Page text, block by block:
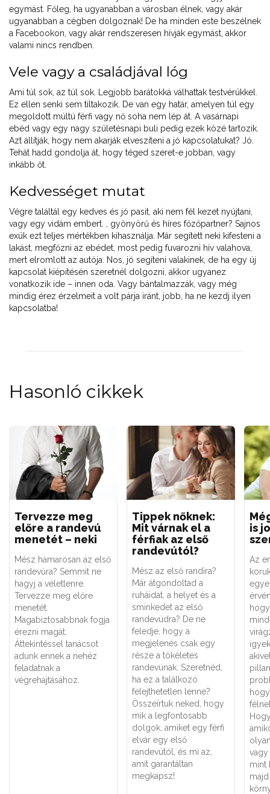
egymást. Főleg, ha ugyanabban a városban élnek, vagy akár
ugyanabban a cégben dolgoznak! De ha minden este beszélnek
a Facebookon, vagy akár rendszeresen hívják egymást, akkor
valami nincs rendben.
Vele vagy a családjával lóg
Ami túl sok, az túl sok. Legjobb barátokká válhattak testvérükkel.
Ez ellen senki sem tiltakozik. De van egy határ, amelyen túl egy
megoldott múltú férfi vagy nő soha nem lép át. A vasárnapi
ebéd vagy egy nagy születésnapi buli pedig ezek közé tartozik.
Azt állítják, hogy nem akarják elveszíteni a jó kapcsolatukat? Jó.
Tehát hadd gondolja át, hogy téged szeret-e jobban, vagy
inkább őt.
Kedvességet mutat
Végre találtál egy kedves és jó pasit, aki nem fél kezet nyújtani,
vagy egy vidám embert. , gyönyörű és híres főzőpartner? Sajnos
exük ezt teljes mértékben kihasználja. Már segített neki kifesteni a
lakást, megfőzni az ebédet, most pedig fuvarozni hív valahova,
mert elromlott az autója. Nos, jó segíteni valakinek, de ha egy új
kapcsolat kiépítésén szeretnél dolgozni, akkor ugyanez
vonatkozik ide – innen oda. Vagy bántalmazzák, vagy még
mindig érez érzelmeit a volt párja iránt, jobb, ha ne kezdj ilyen
kapcsolatba!
Hasonló cikkek
Tervezze meg
előre a randevú
menetét – neki
Mész hamarosan az első
randevúra? Semmit ne
hagyj a véletlenre.
Tervezze meg előre
menetét.
Magabiztosabbnak fogja
érezni magát.
Áttekintéssel tanácsot
adunk ennek a nehéz
feladatnak a
végrehajtásához.
Tippek nőknek:
Mit várnak el a
férfiak az első
randevútól?
Mész az első randira?
Már átgondoltad a
ruháidat, a helyet és a
sminkedet az első
randevúdra? De ne
feledje, hogy a
megjelenés csak egy
része a tökéletes
randevúnak. Szeretnéd,
ha ez a találkozó
felejthetetlen lenne?
Összeírtuk neked, hogy
mik a legfontosabb
dolgok, amiket egy férfi
elvár egy első
randevútól, és mi az,
amit garantáltan
megkapsz!
is
Az
vagy
mint